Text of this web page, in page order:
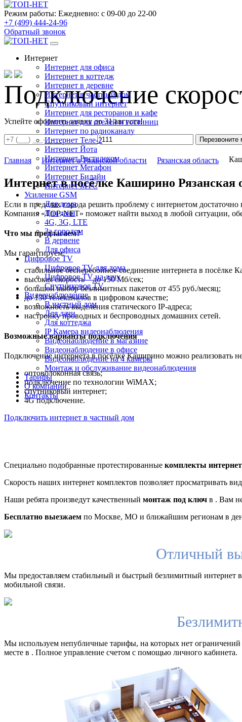
Режим работы: Ежедневно: с 09-00 до 22-00
+7 (499) 444-24-96
Обратный звонок
Интернет
Интернет для офиса
Интернет в коттедж
Интернет в деревне
Интернет в частный дом
Спутниковый интернет
Интернет для ресторанов и кафе
Интернет для отелей и гостиниц
Интернет по радиоканалу
Интернет Теле-2
Интернет Йота
Интернет Ростелеком
Интернет Мегафон
Интернет Билайн
Интернет МТС
Усиление GSM
Для дома
Для дачи
4G, 3G, LTE
За городом
В дервене
Для офиса
Цифровое TV
Цифровое TV для дома
Цифровое TV на дачу
Спутниковое TV
Видеонаблюдение
В частный дом
Для дачи
Для коттеджа
IP Камера видеонаблюдения
Видеонаблюдение в магазине
Видеонаблюдение в офисе
Видеонаблюдение на 4 камеры
Монтаж и обслуживание видеонаблюдения
Тарифы
О компании
Контакты
Подключение
Успейте оформить заявку до 31 августа!
Перезвоните
Главная Интернет в Рязанской области Рязанская область
Интернет в посёлке Каширино Рязанская
Если в пределах города решить проблему с интернетом
Компания «TOP-NET» поможет найти выход в любой ситуации,
Что мы предлагаем?
Мы гарантируем:
стабильное бесперебойное соединение интернета в посёлке
высокая скорость – до 150 Мб/сек;
большой выбор безлимитных пакетов от 455 руб./месяц;
до 130 телеканалов в цифровом качестве;
возможность выделения статического IP-адреса;
настройку проводных и беспроводных домашних сетей.
Возможные варианты подключения
Подключение интернета в посёлке Каширино можно реализовать
оптоволоконная связь;
подключение по технологии WiMAX;
спутниковый интернет;
4G подключение.
Подключить интернет в частный дом
Специально подобранные протестированные комплекты
Скорость наших интернет комплектов позволяет просматривать
Наши ребята произведут качественный монтаж под ключ в . Вам
Бесплатно выезжаем по Москве, МО и ближайшим регионам в
Отличный
Мы предоставляем стабильный и быстрый безлимитный
мобильной связи.
Мы используем непубличные тарифы, на которых нет
месте в . Полное управление счетом с помощью личного кабинета.